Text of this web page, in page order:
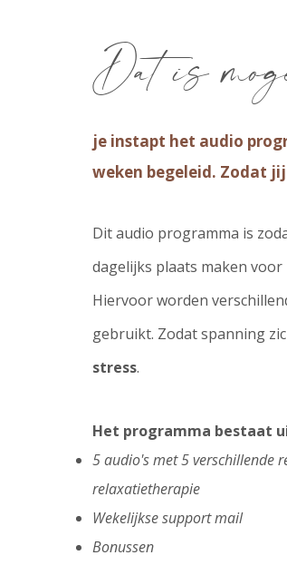
Dat is
je instapt het audio
weken begeleid. Zodat
Dit audio programma is
dagelijks plaats maken
Hiervoor worden
gebruikt. Zodat spanning
stress.
Het programma bestaat
5 audio's met 5 verschillende
relaxatietherapie
Wekelijkse support mail
Bonussen